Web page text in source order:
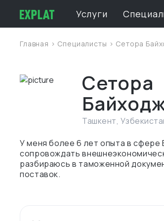
Услуги
Главная > Специалисты > Сетора
Сетора
Ташкент,
У меня более 6 лет опыта в
сопровождать
разбираюсь в таможенной
поставок.